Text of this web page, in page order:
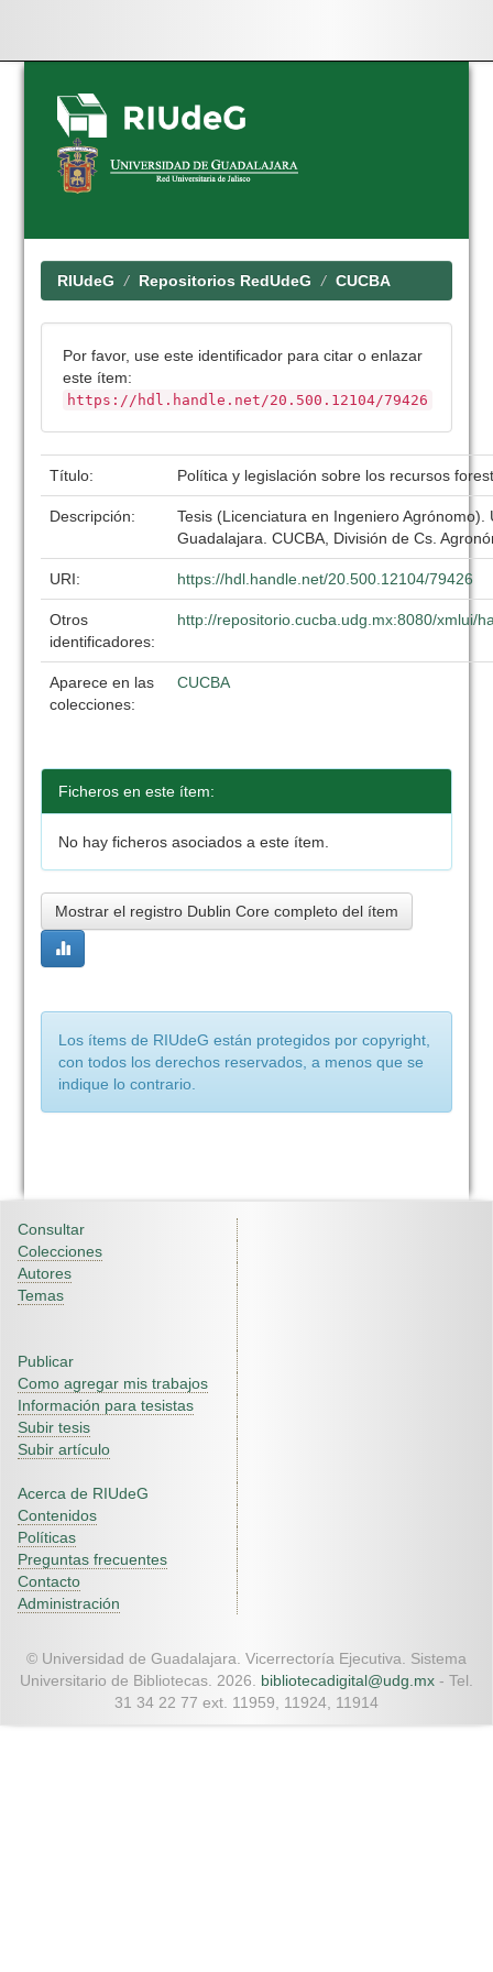
Skip
navigation
RIUdeG Repositorios RedUdeG CUCBA
Por favor, use este identificador para citar o enlazar
este ítem:
https://hdl.handle.net/20.500.12104/79426
Título: Política y legislación sobre los recursos
Descripción:
Tesis (Licenciatura en Ingeniero Agrónomo).
Guadalajara. CUCBA, División de Cs.
URI: https://hdl.handle.net/20.500.12104/79426
Otros
identificadores:
http://repositorio.cucba.udg.mx:8080/xmlui/
Aparece en las
colecciones:
CUCBA
Ficheros en este ítem:
No hay ficheros asociados a este ítem.
Mostrar el registro Dublin Core completo del ítem
Los ítems de RIUdeG están protegidos por copyright,
con todos los derechos reservados, a menos que se
indique lo contrario.
Consultar
Colecciones
Autores
Temas
Publicar
Como agregar mis trabajos
Información para tesistas
Subir tesis
Subir artículo
Acerca de RIUdeG
Contenidos
Políticas
Preguntas frecuentes
Contacto
Administración
© Universidad de Guadalajara. Vicerrectoría Ejecutiva. Sistema
Universitario de Bibliotecas. 2026. bibliotecadigital@udg.mx - Tel.
31 34 22 77 ext. 11959, 11924, 11914